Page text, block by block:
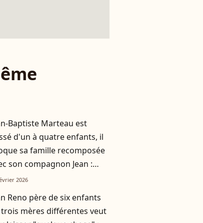
Baptiste Marteau est
d'un à quatre enfants, il
sa famille recomposée
son compagnon Jean :
différent"
2026
Reno père de six enfants
mères différentes veut